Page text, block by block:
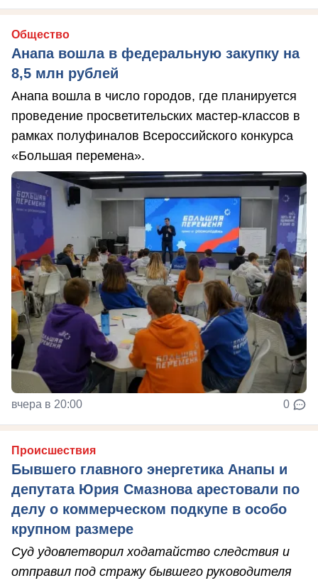
Общество
Анапа вошла в федеральную закупку на
8,5 млн рублей
Анапа вошла в число городов, где планируется
проведение просветительских мастер-классов в
рамках полуфиналов Всероссийского конкурса
«Большая перемена».
вчера в 20:00 0
Происшествия
Бывшего главного энергетика Анапы и
депутата Юрия Смазнова арестовали по
делу о коммерческом подкупе в особо
крупном размере
Суд удовлетворил ходатайство следствия и
отправил под стражу бывшего руководителя